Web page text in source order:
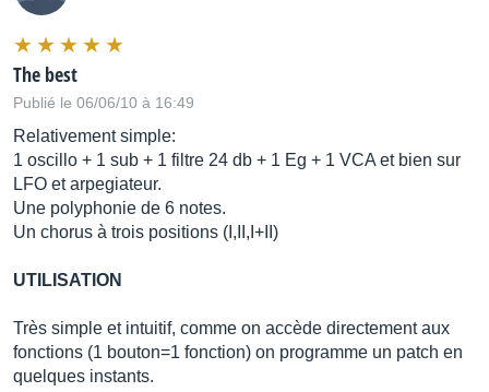
The best
Publié le 06/06/10 à 16:49
Relativement simple:
1 oscillo + 1 sub + 1 filtre 24 db + 1 Eg + 1 VCA et bien sur
LFO et arpegiateur.
Une polyphonie de 6 notes.
Un chorus à trois positions (I,II,I+II)
UTILISATION
Très simple et intuitif, comme on accède directement aux
fonctions (1 bouton=1 fonction) on programme un patch en
quelques instants.